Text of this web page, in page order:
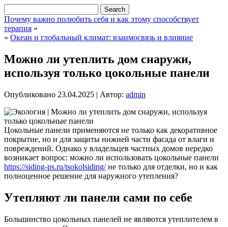
Почему важно полюбить себя и как этому способствует
терапия »
« Океан и глобальный климат: взаимосвязь и влияние
Можно ли утеплить дом снаружи,
используя только цокольные панели
Опубликовано 23.04.2025 | Автор: admin
Цокольные панели применяются не только как декоративное
покрытие, но и для защиты нижней части фасада от влаги и
повреждений. Однако у владельцев частных домов нередко
возникает вопрос: можно ли использовать цокольные панели
https://siding-ps.ru/tsokolsiding/не только для отделки, но и как
полноценное решение для наружного утепления?
Утепляют ли панели сами по себе
Большинство цокольных панелей не являются утеплителем в